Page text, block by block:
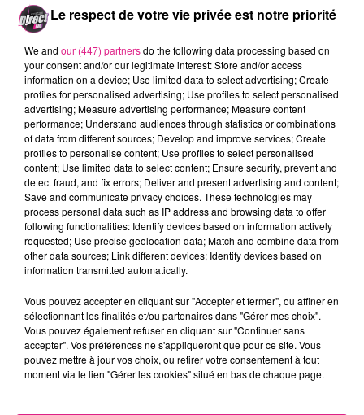
finale. Initialement prévues en mars, elles se
tiennent finalement en mai.
L’idée d’origine, qui était de prendre en considération
les notes des spécialités dansParcoursup, ne
fonctionnera pas cette année. Le contrôle continu
est plus important que jamais et représente 40 % de
la note du bac.
Olivier Cottet, directeur académique des services de
l'Éducation nationale de la Moselle :
FIL ACTUS
Le respect de votre vie privée est notre priorité
We and our (447) partnersdo the following data processing based on
your consent and/or our legitimate interest: Store and/or access
information on a device; Use limited data to select advertising; Create
profiles for personalised advertising; Use profiles to select personalised
advertising; Measure advertising performance; Measure content
performance; Understand audiences through statistics or combinations
of data from different sources; Develop and improve services; Create
profiles to personalise content; Use profiles to select personalised
content; Use limited data to select content; Ensure security, prevent and
detect fraud, and fix errors; Deliver and present advertising and content;
Save and communicate privacy choices. These technologies may
process personal data such as IP address and browsing data to offer
following functionalities: Identify devices based on information actively
requested; Use precise geolocation data; Match and combine data from
other data sources; Link different devices; Identify devices based on
information transmitted automatically.
Vous pouvez accepter en cliquant sur "Accepter et fermer", ou affiner en
sélectionnant les finalités et/ou partenaires dans "Gérer mes choix".
Vous pouvez également refuser en cliquant sur "Continuer sans
accepter". Vos préférences ne s'appliqueront que pour ce site. Vous
pouvez mettre à jour vos choix, ou retirer votre consentement à tout
moment via le lien "Gérer les cookies" situé en bas de chaque page.